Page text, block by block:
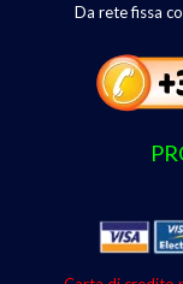
Da rete fissa